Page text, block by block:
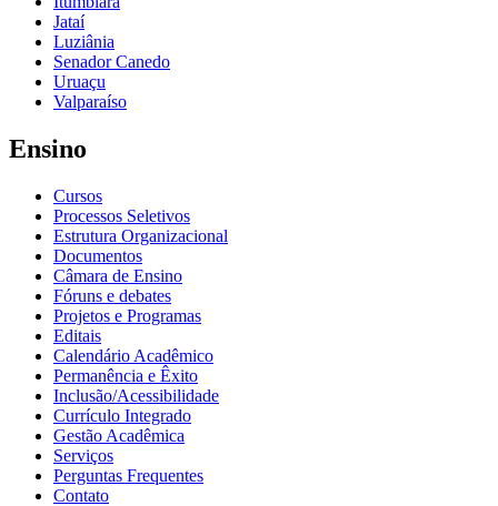
Jataí
Luziânia
Senador Canedo
Uruaçu
Valparaíso
Ensino
Cursos
Processos Seletivos
Estrutura Organizacional
Documentos
Câmara de Ensino
Fóruns e debates
Projetos e Programas
Editais
Calendário Acadêmico
Permanência e Êxito
Inclusão/Acessibilidade
Currículo Integrado
Gestão Acadêmica
Serviços
Perguntas Frequentes
Contato